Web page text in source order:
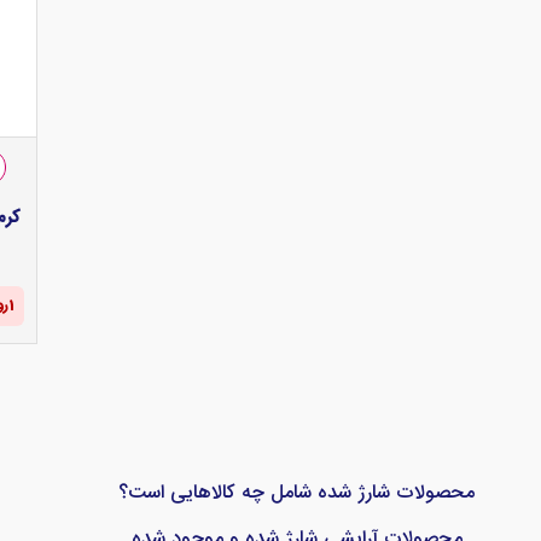
1‌روز و 04:04‌:‌58
محصولات شارژ شده شامل چه کالاهایی است؟